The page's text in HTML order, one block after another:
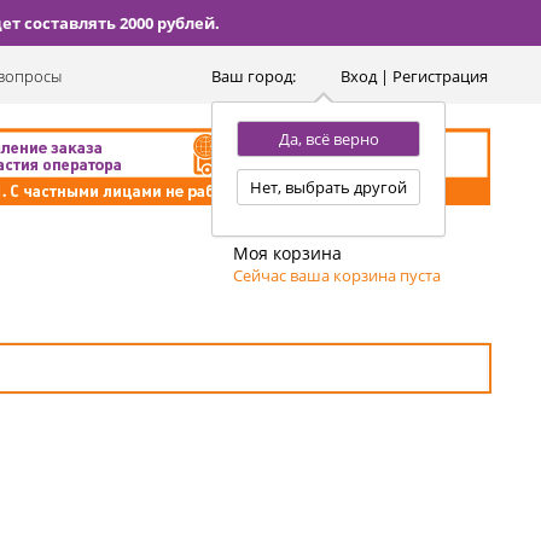
составлять 2000 рублей.
Ваш город:
Да, всё верно
Нет, выбрать другой
Вход | Регистрация
Моя корзина
Сейчас ваша корзина пуста